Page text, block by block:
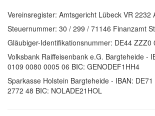
Vereinsregister: Amtsgericht Lübeck VR 2232
Steuernummer: 30 / 299 / 71146 Finanzamt
Gläubiger-Identifikationsnummer: DE44 ZZZ0
Volksbank Raiffeisenbank e.G. Bargteheide -
0109 0080 0005 06 BIC: GENODEF1HH4
Sparkasse Holstein Bargteheide - IBAN:
2772 48 BIC: NOLADE21HOL